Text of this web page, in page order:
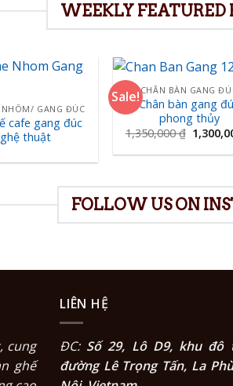
WEEKLY FEATURED
NHÔM/ GANG ĐÚC
cafe gang đúc
thuật
Sale!CHÂN BÀN GANG
Chân bàn gang
phong thủy
1,350,000₫
FOLLOW US ON
cung
ghế
LIÊN HỆ
ĐC: Số 29, Lô D9, khu đô
đường Lê Trọng Tấn, La